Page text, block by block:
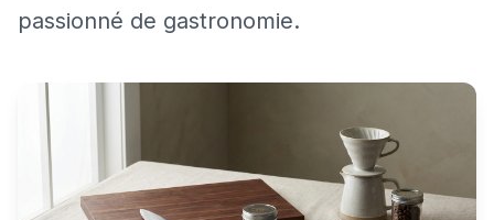
passionné de gastronomie.